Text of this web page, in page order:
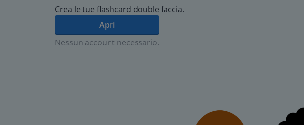
Crea le tue flashcard double faccia.
Apri
Nessun account necessario.